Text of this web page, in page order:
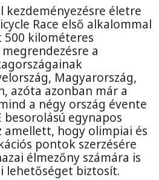
kezdeményezésre életre
Race első alkalommal
kilométeres
a
Magyarország,
azóta azonban már a
a négy ország évente
besorolású egynapos
amellett, hogy olimpiai és
pontok szerzésére
élmezőny számára is
lehetőséget biztosít.